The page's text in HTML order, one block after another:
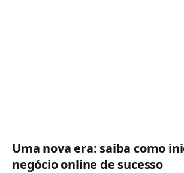
Uma nova era: saiba como
negócio online de sucesso